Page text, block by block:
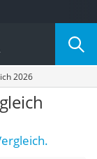
2026